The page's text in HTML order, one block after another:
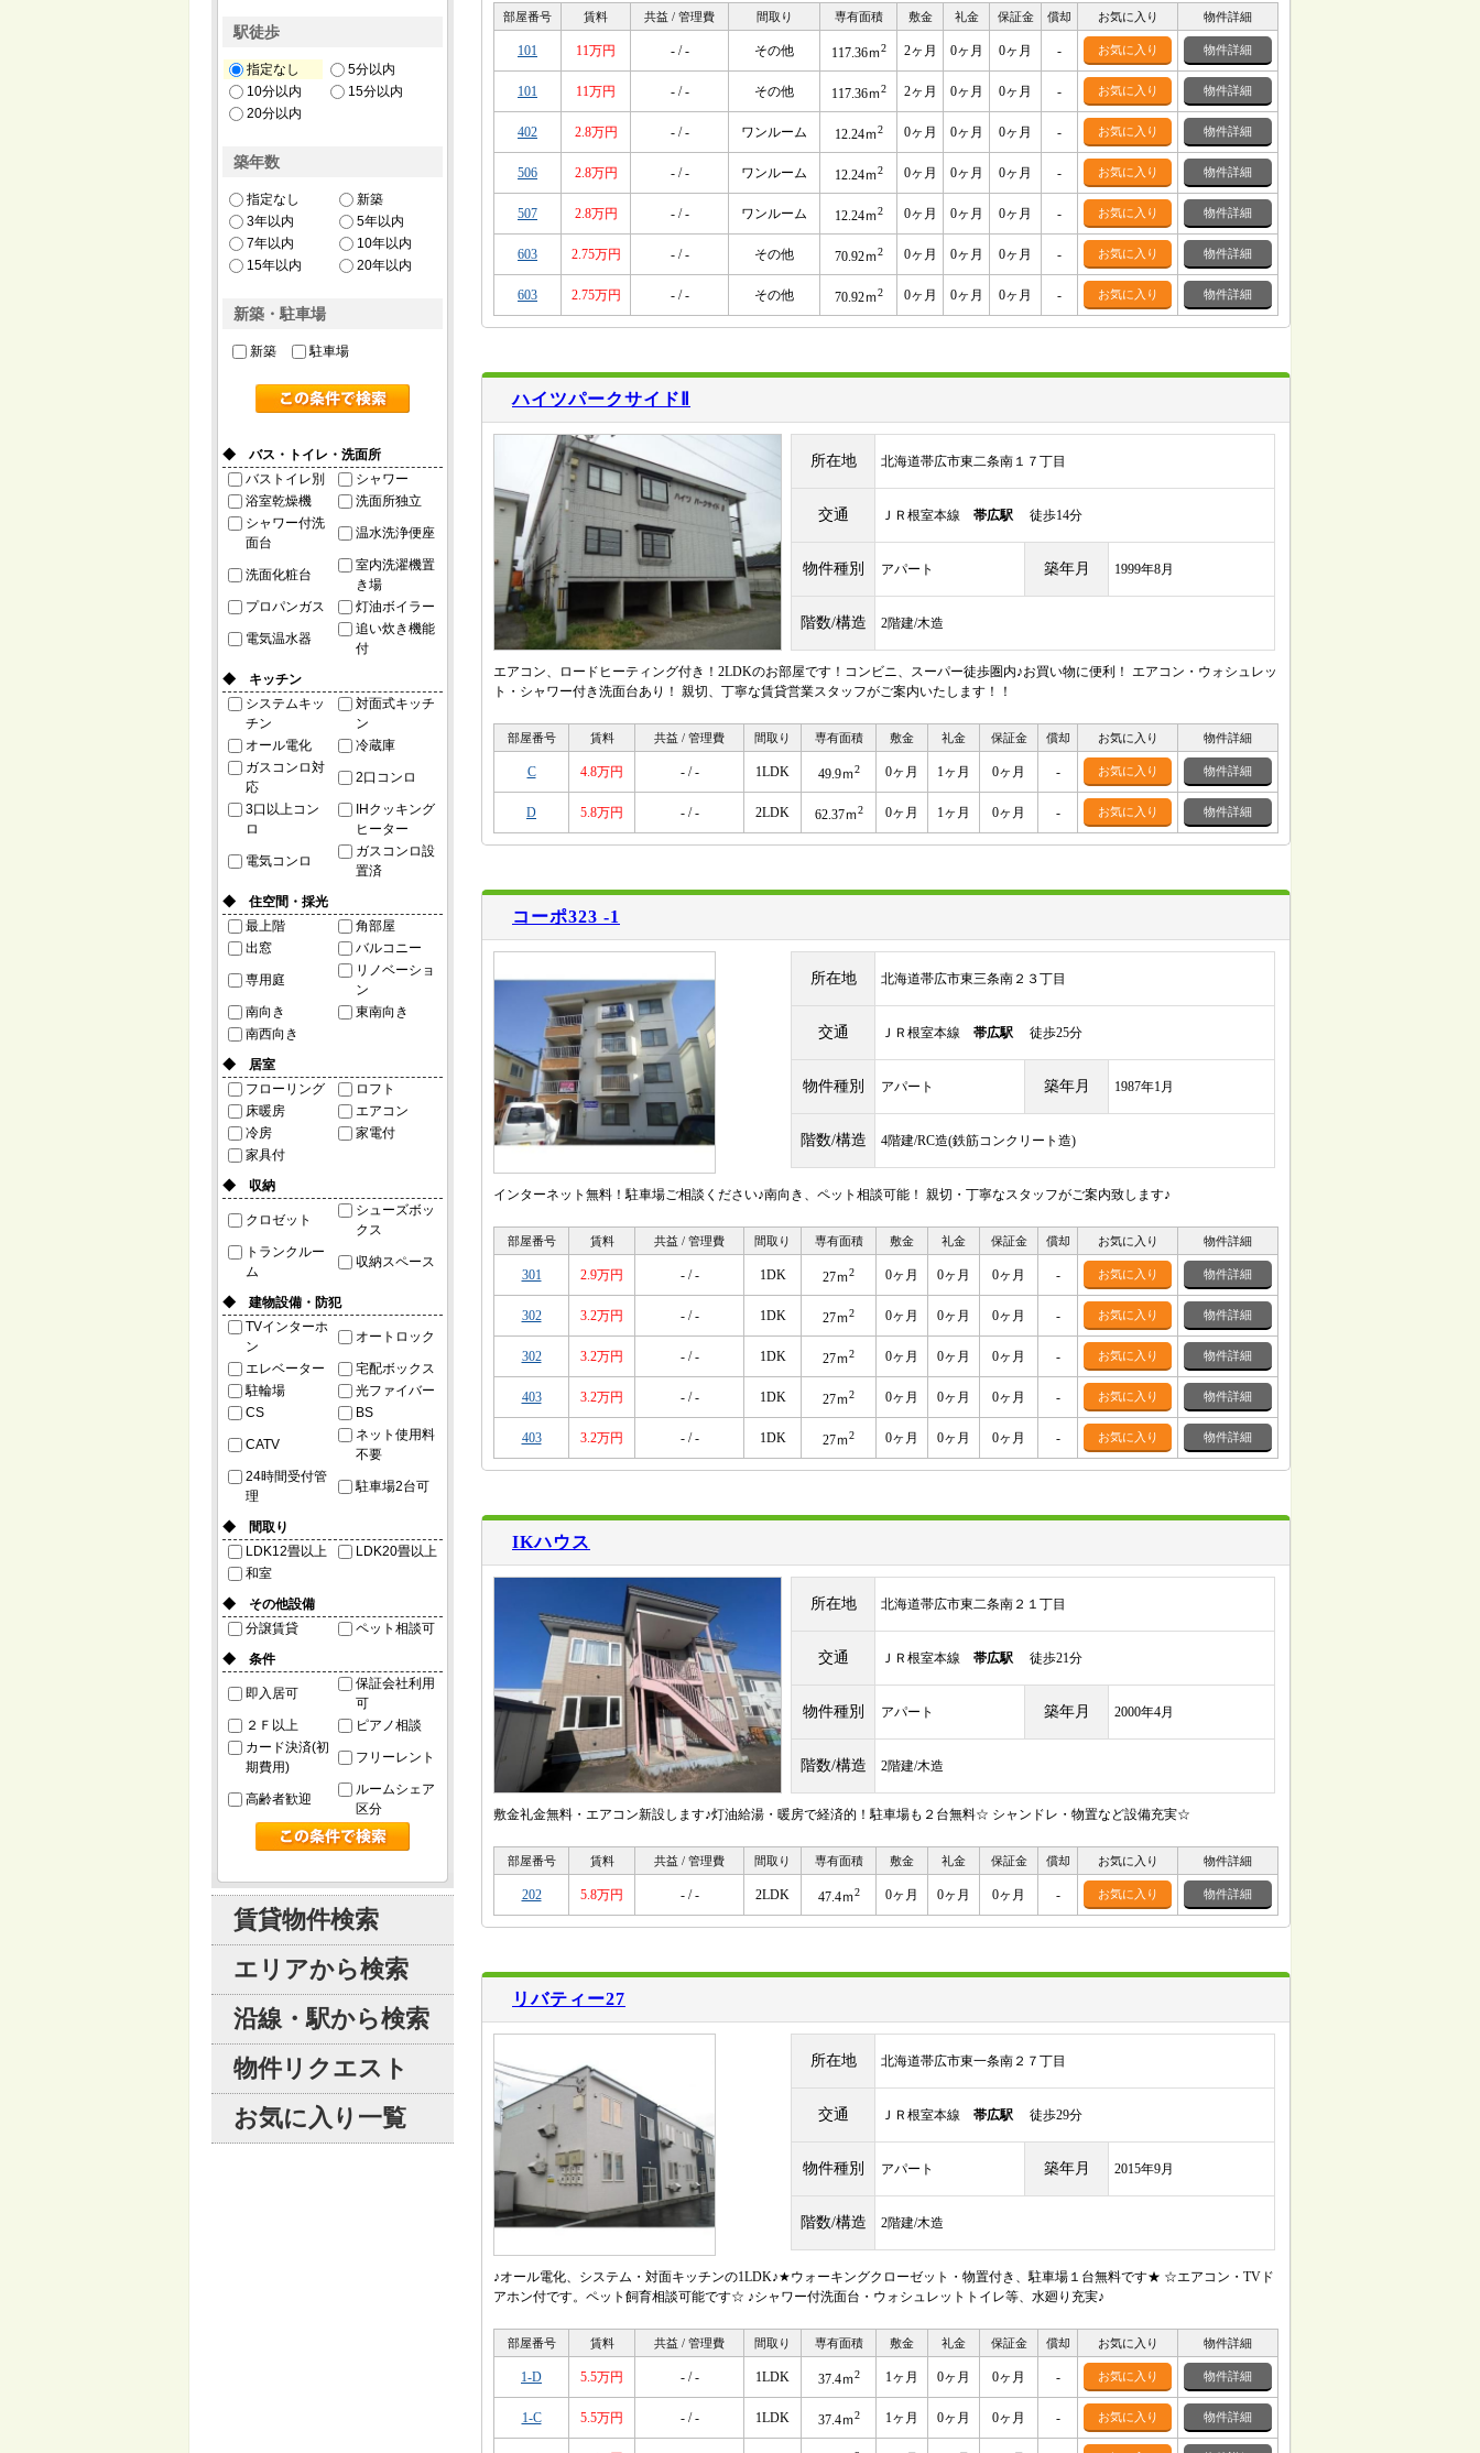
部屋番号 賃料 共益 / 管理費 間取り 専有面積 敷金 礼金 保証金 償却 お気に入り 物件詳細
101 11万円 - / - その他 117.36ｍ2 2ヶ月 0ヶ月 0ヶ月 - お気に入り 物件詳細
101 11万円 - / - その他 117.36ｍ2 2ヶ月 0ヶ月 0ヶ月 - お気に入り 物件詳細
402 2.8万円 - / - ワンルーム 12.24ｍ2 0ヶ月 0ヶ月 0ヶ月 - お気に入り 物件詳細
506 2.8万円 - / - ワンルーム 12.24ｍ2 0ヶ月 0ヶ月 0ヶ月 - お気に入り 物件詳細
507 2.8万円 - / - ワンルーム 12.24ｍ2 0ヶ月 0ヶ月 0ヶ月 - お気に入り 物件詳細
603 2.75万円 - / - その他 70.92ｍ2 0ヶ月 0ヶ月 0ヶ月 - お気に入り 物件詳細
603 2.75万円 - / - その他 70.92ｍ2 0ヶ月 0ヶ月 0ヶ月 - お気に入り 物件詳細
ハイツパークサイドⅡ
所在地 北海道帯広市東二条南１７丁目
交通 ＪＲ根室本線 帯広駅 徒歩14分
物件種別 アパート 築年月 1999年8月
階数/構造 2階建/木造
エアコン、ロードヒーティング付き！2LDKのお部屋です！コンビニ、スーパー徒歩圏内♪お買い物に便利！ エアコン・ウォシュレッ
ト・シャワー付き洗面台あり！ 親切、丁寧な賃貸営業スタッフがご案内いたします！！
部屋番号 賃料 共益 / 管理費 間取り 専有面積 敷金 礼金 保証金 償却 お気に入り 物件詳細
C 4.8万円 - / - 1LDK 49.9ｍ2 0ヶ月 1ヶ月 0ヶ月 - お気に入り 物件詳細
D 5.8万円 - / - 2LDK 62.37ｍ2 0ヶ月 1ヶ月 0ヶ月 - お気に入り 物件詳細
コーポ323 -1
所在地 北海道帯広市東三条南２３丁目
交通 ＪＲ根室本線 帯広駅 徒歩25分
物件種別 アパート 築年月 1987年1月
階数/構造 4階建/RC造(鉄筋コンクリート造)
インターネット無料！駐車場ご相談ください♪南向き、ペット相談可能！ 親切・丁寧なスタッフがご案内致します♪
部屋番号 賃料 共益 / 管理費 間取り 専有面積 敷金 礼金 保証金 償却 お気に入り 物件詳細
301 2.9万円 - / - 1DK 27ｍ2 0ヶ月 0ヶ月 0ヶ月 - お気に入り 物件詳細
302 3.2万円 - / - 1DK 27ｍ2 0ヶ月 0ヶ月 0ヶ月 - お気に入り 物件詳細
302 3.2万円 - / - 1DK 27ｍ2 0ヶ月 0ヶ月 0ヶ月 - お気に入り 物件詳細
403 3.2万円 - / - 1DK 27ｍ2 0ヶ月 0ヶ月 0ヶ月 - お気に入り 物件詳細
403 3.2万円 - / - 1DK 27ｍ2 0ヶ月 0ヶ月 0ヶ月 - お気に入り 物件詳細
IKハウス
所在地 北海道帯広市東二条南２１丁目
交通 ＪＲ根室本線 帯広駅 徒歩21分
物件種別 アパート 築年月 2000年4月
階数/構造 2階建/木造
敷金礼金無料・エアコン新設します♪灯油給湯・暖房で経済的！駐車場も２台無料☆ シャンドレ・物置など設備充実☆
部屋番号 賃料 共益 / 管理費 間取り 専有面積 敷金 礼金 保証金 償却 お気に入り 物件詳細
202 5.8万円 - / - 2LDK 47.4ｍ2 0ヶ月 0ヶ月 0ヶ月 - お気に入り 物件詳細
リバティー27
所在地 北海道帯広市東一条南２７丁目
交通 ＪＲ根室本線 帯広駅 徒歩29分
物件種別 アパート 築年月 2015年9月
階数/構造 2階建/木造
♪オール電化、システム・対面キッチンの1LDK♪★ウォーキングクローゼット・物置付き、駐車場１台無料です★ ☆エアコン・TVド
アホン付です。ペット飼育相談可能です☆ ♪シャワー付洗面台・ウォシュレットトイレ等、水廻り充実♪
部屋番号 賃料 共益 / 管理費 間取り 専有面積 敷金 礼金 保証金 償却 お気に入り 物件詳細
1-D 5.5万円 - / - 1LDK 37.4ｍ2 1ヶ月 0ヶ月 0ヶ月 - お気に入り 物件詳細
1-C 5.5万円 - / - 1LDK 37.4ｍ2 1ヶ月 0ヶ月 0ヶ月 - お気に入り 物件詳細
駅徒歩
指定なし
5分以内
10分以内
15分以内
20分以内
築年数
指定なし
新築
3年以内
5年以内
7年以内
10年以内
15年以内
20年以内
新築・駐車場
新築 駐車場
◆ バス・トイレ・洗面所
バストイレ別
シャワー
浴室乾燥機
洗面所独立
シャワー付洗
面台
温水洗浄便座
洗面化粧台
室内洗濯機置
き場
プロパンガス
灯油ボイラー
電気温水器
追い炊き機能
付
◆ キッチン
システムキッ
チン
対面式キッチ
ン
オール電化
冷蔵庫
ガスコンロ対
応
2口コンロ
3口以上コン
ロ
IHクッキング
ヒーター
電気コンロ
ガスコンロ設
置済
◆ 住空間・採光
最上階
角部屋
出窓
バルコニー
専用庭
リノベーショ
ン
南向き
東南向き
南西向き
◆ 居室
フローリング
ロフト
床暖房
エアコン
冷房
家電付
家具付
◆ 収納
クロゼット
シューズボッ
クス
トランクルー
ム
収納スペース
◆ 建物設備・防犯
TVインターホ
ン
オートロック
エレベーター
宅配ボックス
駐輪場
光ファイバー
CS
BS
CATV
ネット使用料
不要
24時間受付管
理
駐車場2台可
◆ 間取り
LDK12畳以上
LDK20畳以上
和室
◆ その他設備
分譲賃貸
ペット相談可
◆ 条件
即入居可
保証会社利用
可
２Ｆ以上
ピアノ相談
カード決済(初
期費用)
フリーレント
高齢者歓迎
ルームシェア
区分
賃貸物件検索
エリアから検索
沿線・駅から検索
物件リクエスト
お気に入り一覧